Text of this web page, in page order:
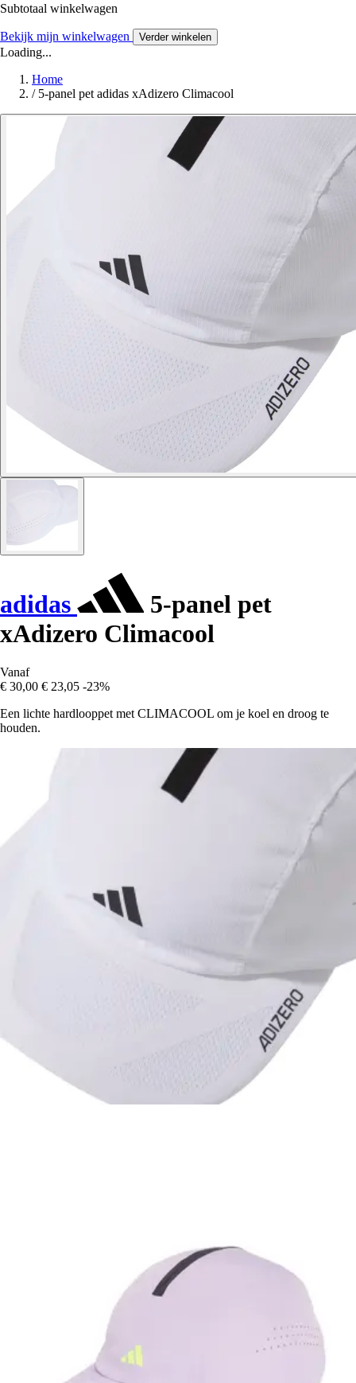
Subtotaal winkelwagen
Bekijk mijn winkelwagen Verder winkelen
Loading...
Home
/ 5-panel pet adidas xAdizero Climacool
adidas
5-panel pet
xAdizero Climacool
Vanaf
€ 30,00 € 23,05 -23%
Een lichte hardlooppet met CLIMACOOL om je koel en droog te
houden.